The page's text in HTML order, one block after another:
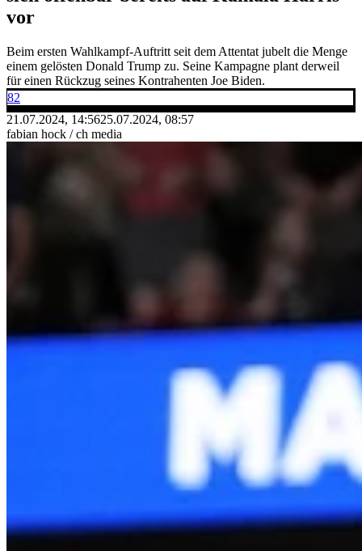
vor
Beim ersten Wahlkampf-Auftritt seit dem Attentat jubelt die Menge
einem gelösten Donald Trump zu. Seine Kampagne plant derweil
für einen Rückzug seines Kontrahenten Joe Biden.
82
21.07.2024, 14:5625.07.2024, 08:57
fabian hock / ch media